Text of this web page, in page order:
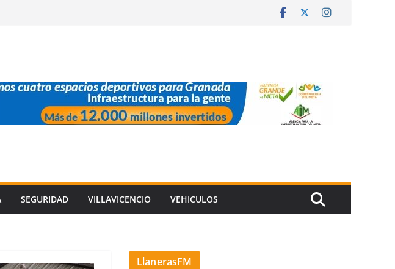
SEGURIDAD VILLAVICENCIO VEHICULOS
LlanerasFM